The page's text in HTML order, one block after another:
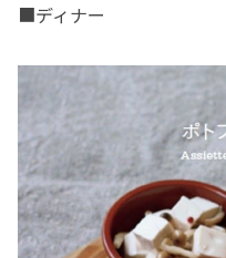
■ディナー